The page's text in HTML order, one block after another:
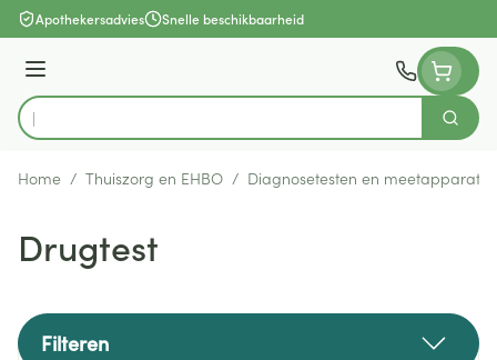
Ga naar de inhoud
Apothekersadvies Snelle beschikbaarheid
Menu
Product, merk, categorie...
Zoek
Home / Thuiszorg en EHBO / Diagnosetesten en
Drugtest
Filteren